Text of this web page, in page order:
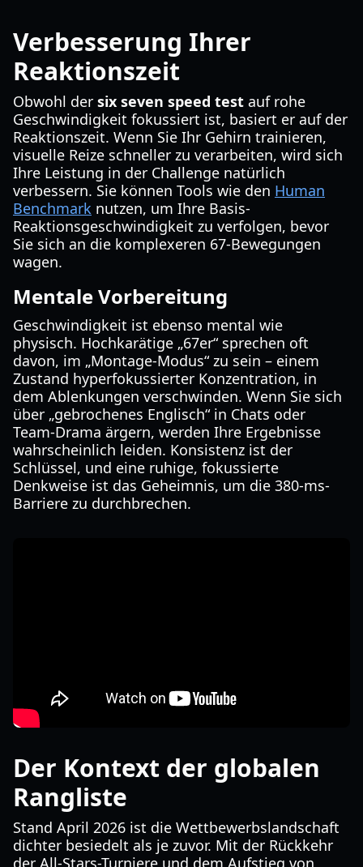
Verbesserung Ihrer
Reaktionszeit
Obwohl der six seven speed test auf rohe
Geschwindigkeit fokussiert ist, basiert er auf der
Reaktionszeit. Wenn Sie Ihr Gehirn trainieren,
visuelle Reize schneller zu verarbeiten, wird sich
Ihre Leistung in der Challenge natürlich
verbessern. Sie können Tools wie den Human
Benchmark nutzen, um Ihre Basis-
Reaktionsgeschwindigkeit zu verfolgen, bevor
Sie sich an die komplexeren 67-Bewegungen
wagen.
Mentale Vorbereitung
Geschwindigkeit ist ebenso mental wie
physisch. Hochkarätige „67er“ sprechen oft
davon, im „Montage-Modus“ zu sein – einem
Zustand hyperfokussierter Konzentration, in
dem Ablenkungen verschwinden. Wenn Sie sich
über „gebrochenes Englisch“ in Chats oder
Team-Drama ärgern, werden Ihre Ergebnisse
wahrscheinlich leiden. Konsistenz ist der
Schlüssel, und eine ruhige, fokussierte
Denkweise ist das Geheimnis, um die 380-ms-
Barriere zu durchbrechen.
Der Kontext der globalen
Rangliste
Stand April 2026 ist die Wettbewerbslandschaft
dichter besiedelt als je zuvor. Mit der Rückkehr
der All-Stars-Turniere und dem Aufstieg von